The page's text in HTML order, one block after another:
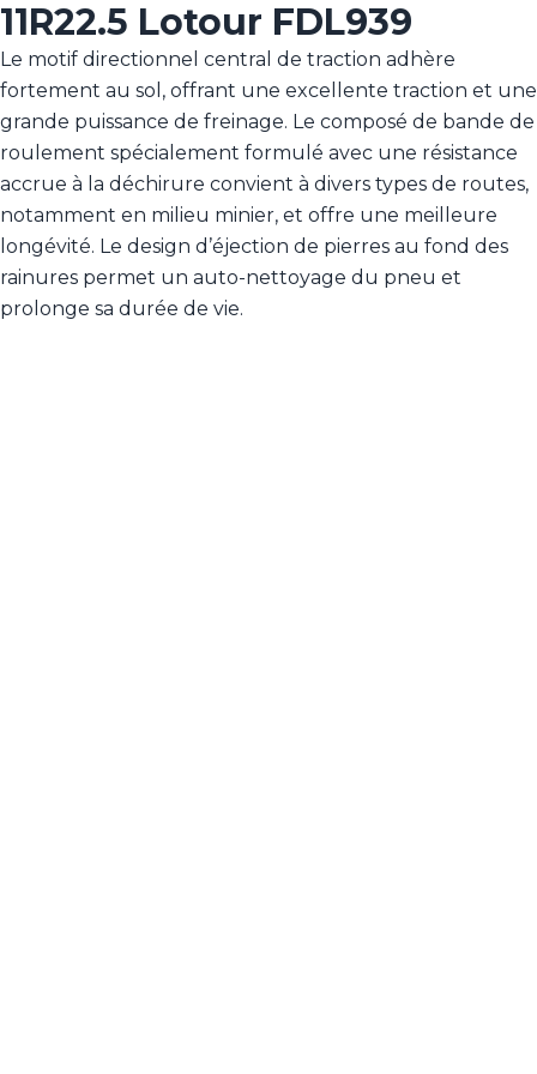
11R22.5 Lotour FDL939
Le motif directionnel central de traction adhère
fortement au sol, offrant une excellente traction et une
grande puissance de freinage. Le composé de bande de
roulement spécialement formulé avec une résistance
accrue à la déchirure convient à divers types de routes,
notamment en milieu minier, et offre une meilleure
longévité. Le design d’éjection de pierres au fond des
rainures permet un auto-nettoyage du pneu et
prolonge sa durée de vie.